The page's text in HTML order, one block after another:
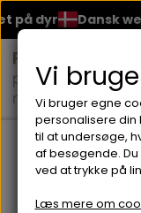
dyr Dansk
MAKEUP
Forside Eau De
Vi
Vi bruger egne
personalisere din
til at undersøge,
af besøgende.
ved at trykke på
Læs mere om